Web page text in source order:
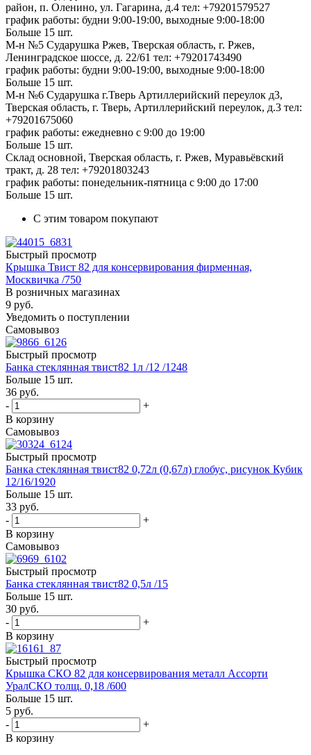
район, п. Оленино, ул. Гагарина, д.4 тел: +79201579527
график работы: будни 9:00-19:00, выходные 9:00-18:00
Больше 15 шт.
М-н №5 Сударушка Ржев, Тверская область, г. Ржев,
Ленинградское шоссе, д. 22/61 тел: +79201743490
график работы: будни 9:00-19:00, выходные 9:00-18:00
Больше 15 шт.
М-н №6 Сударушка г.Тверь Артиллерийский переулок д3,
Тверская область, г. Тверь, Артиллерийский переулок, д.3 тел:
+79201675060
график работы: ежедневно с 9:00 до 19:00
Больше 15 шт.
Склад основной, Тверская область, г. Ржев, Муравьёвский
тракт, д. 28 тел: +79201803243
график работы: понедельник-пятница с 9:00 до 17:00
Больше 15 шт.
С этим товаром покупают
Быстрый просмотр
Крышка Твист 82 для консервирования фирменная,
Москвичка /750
В розничных магазинах
9 руб.
Уведомить о поступлении
Самовывоз
Быстрый просмотр
Банка стеклянная твист82 1л /12 /1248
Больше 15 шт.
36 руб.
-
+
В корзину
Самовывоз
Быстрый просмотр
Банка стеклянная твист82 0,72л (0,67л) глобус, рисунок Кубик
12/16/1920
Больше 15 шт.
33 руб.
-
+
В корзину
Самовывоз
Быстрый просмотр
Банка стеклянная твист82 0,5л /15
Больше 15 шт.
30 руб.
-
+
В корзину
Быстрый просмотр
Крышка СКО 82 для консервирования металл Ассорти
УралСКО толщ. 0,18 /600
Больше 15 шт.
5 руб.
-
+
В корзину